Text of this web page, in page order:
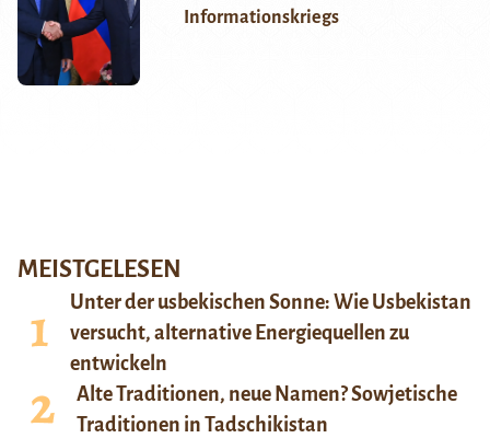
Informationskriegs
MEISTGELESEN
Unter der usbekischen Sonne: Wie Usbekistan
versucht, alternative Energiequellen zu
entwickeln
Alte Traditionen, neue Namen? Sowjetische
Traditionen in Tadschikistan